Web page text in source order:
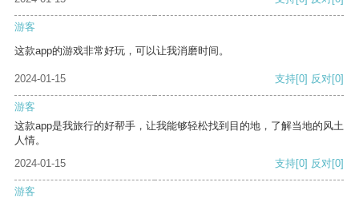
游客
这款app的游戏非常好玩，可以让我消磨时间。
2024-01-15 支持[0] 反对[0]
游客
这款app是我旅行的好帮手，让我能够轻松找到目的地，了解当地的风土
人情。
2024-01-15
支持[0] 反对[0]
游客